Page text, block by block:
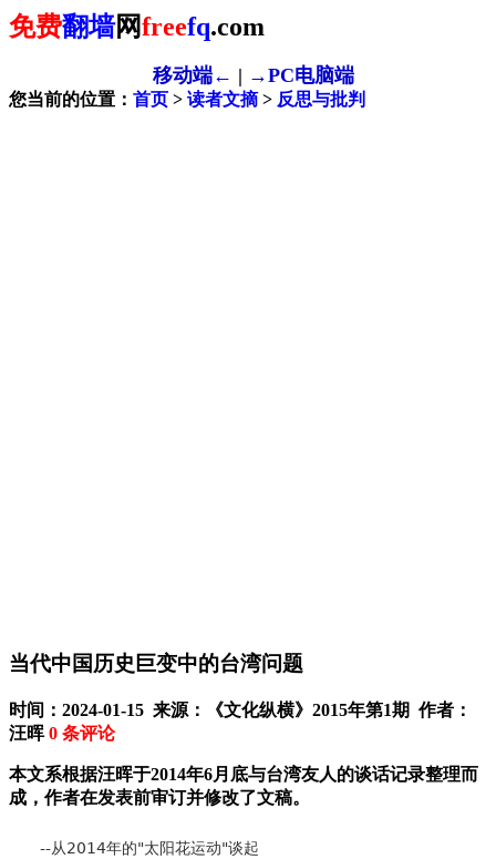
免费翻墙网freefq.com
移动端← | →PC电脑端
您当前的位置： 首页 > 读者文摘> 反思与批判
当代中国历史巨变中的台湾问题
时间：2024-01-15 来源：《文化纵横》2015年第1期 作者：
汪晖 0 条评论
本文系根据汪晖于2014年6月底与台湾友人的谈话记录整理而
成，作者在发表前审订并修改了文稿。
--从2014年的"太阳花运动"谈起